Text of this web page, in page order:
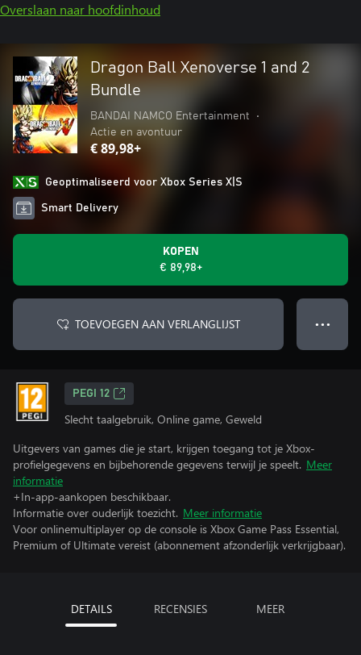
Overslaan naar hoofdinhoud
Dragon Ball Xenoverse 1 and 2
Bundle
BANDAI NAMCO Entertainment
•
Actie en avontuur
€ 89,98+
Geoptimaliseerd voor Xbox Series X|S
Smart Delivery
KOPEN
€ 89,98+
TOEVOEGEN AAN VERLANGLIJST ● ● ●
PEGI 12
Slecht taalgebruik, Online game, Geweld
Uitgevers van games die je start, krijgen toegang tot je Xbox-
profielgegevens en bijbehorende gegevens terwijl je speelt. Meer
informatie
+In-app-aankopen beschikbaar.
Informatie over ouderlijk toezicht. Meer informatie
Voor onlinemultiplayer op de console is Xbox Game Pass Essential,
Premium of Ultimate vereist (abonnement afzonderlijk verkrijgbaar).
DETAILS RECENSIES MEER